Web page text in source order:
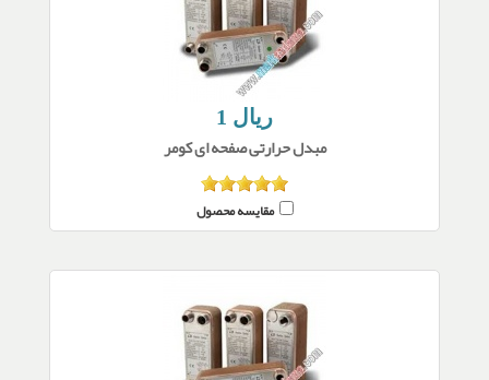
1 ریال
مبدل حرارتی صفحه ای کومر
مقایسه محصول